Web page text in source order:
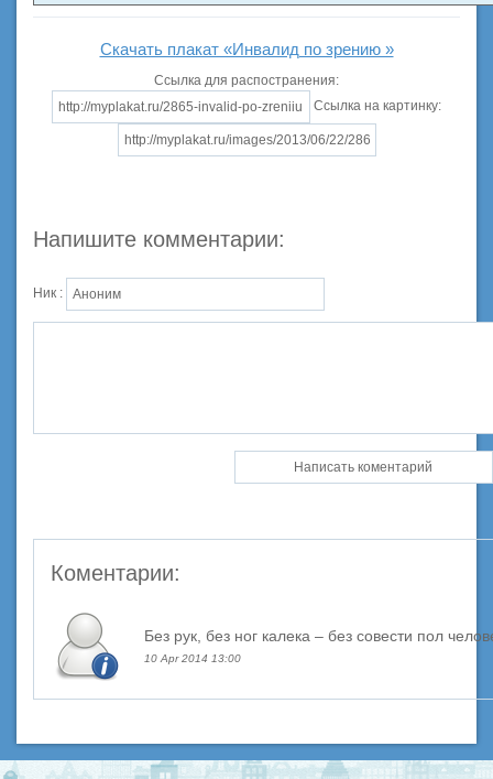
Скачать плакат «Инвалид по зрению »
Ссылка для распостранения:
Ссылка на картинку:
Напишите комментарии:
Ник :
Коментарии:
Без рук, без ног калека – без совести пол
10 Apr 2014 13:00